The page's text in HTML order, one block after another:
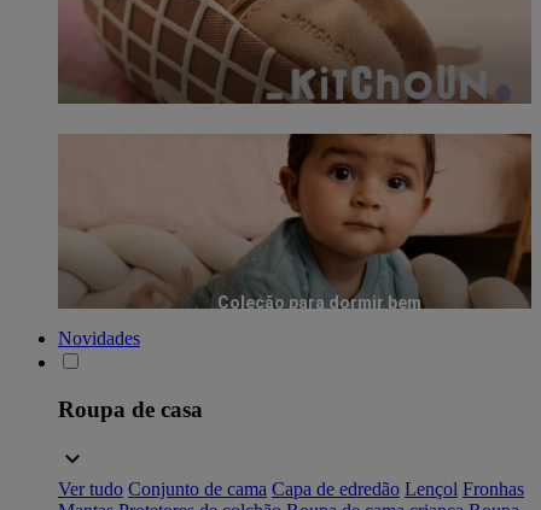
Coleção para dormir bem
Novidades
Roupa de casa
Ver tudo Conjunto de cama Capa de edredão Lençol Fronhas